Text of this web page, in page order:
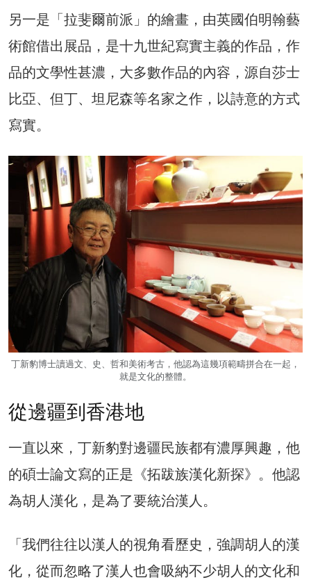
另一是「拉斐爾前派」的繪畫，由英國伯明翰藝
術館借出展品，是十九世紀寫實主義的作品，作
品的文學性甚濃，大多數作品的內容，源自莎士
比亞、但丁、坦尼森等名家之作，以詩意的方式
寫實。
丁新豹博士讀過文、史、哲和美術考古，他認為這幾項範疇拼合在一起，
就是文化的整體。
從邊疆到香港地
一直以來，丁新豹對邊疆民族都有濃厚興趣，他
的碩士論文寫的正是《拓跋族漢化新探》。他認
為胡人漢化，是為了要統治漢人。
「我們往往以漢人的視角看歷史，強調胡人的漢
化，從而忽略了漢人也會吸納不少胡人的文化和